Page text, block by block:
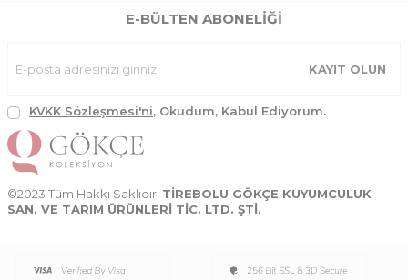
E-BÜLTEN ABONELIĞI
KAYIT OLUN
KVKK Sözleşmesi'ni, Okudum, Kabul Ediyorum.
©2023 Tüm Hakkı Saklıdır. TİREBOLU GÖKÇE KUYUMCULUK
SAN. VE TARIM ÜRÜNLERİ TİC. LTD. ŞTİ.